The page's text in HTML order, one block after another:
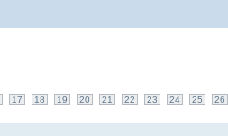
17 18 19 20 21 22 23 24 25 26